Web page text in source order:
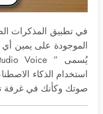
في تطبيق المذكرات
الموجودة على يمين
استخدام الذكاء
صوتك وكأنك في غرفة